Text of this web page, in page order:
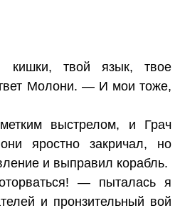
твой язык, твое
Молони. — И мои тоже,
выстрелом, и Грач
яростно закричал, но
и выправил корабль.
— пыталась я
и пронзительный вой